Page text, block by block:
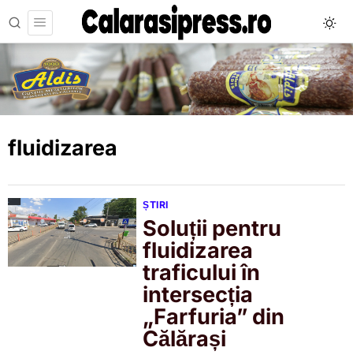
fluidizarea
ȘTIRI
Soluții pentru
fluidizarea
traficului în
intersecția
„Farfuria” din
Călărași